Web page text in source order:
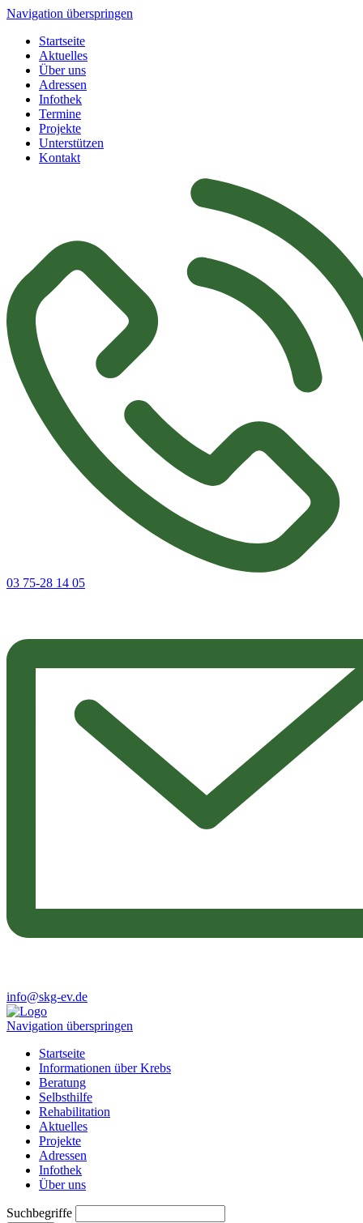
Navigation überspringen
Startseite
Aktuelles
Über uns
Adressen
Infothek
Termine
Projekte
Unterstützen
Kontakt
03 75-28 14 05
info@skg-ev.de
Navigation überspringen
Startseite
Informationen über Krebs
Beratung
Selbsthilfe
Rehabilitation
Aktuelles
Projekte
Adressen
Infothek
Über uns
Suchbegriffe